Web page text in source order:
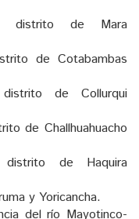
distrito de Mara
de Cotabambas
de Collurqui
de Challhuahuacho
distrito de Haquira
y Yoricancha.
del río Mayotinco-